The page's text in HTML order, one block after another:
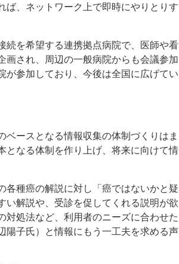
ば、ネットワーク上で即時にやりとりす
を希望する連携拠点病院で、医師や看
画され、周辺の一般病院からも会議参加
が参加しており、今後は全国に広げてい
ースとなる情報収集の体制づくりはま
となる体制を作り上げ、将来に向けて情
種癌の解説に対し「癌ではないかと疑
い解説や、受診を促してくれる説明が欲
対処法など、利用者のニーズに合わせた
陽子氏）と情報にもう一工夫を求める声